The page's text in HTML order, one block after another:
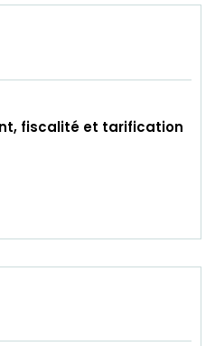
fiscalité et tarification